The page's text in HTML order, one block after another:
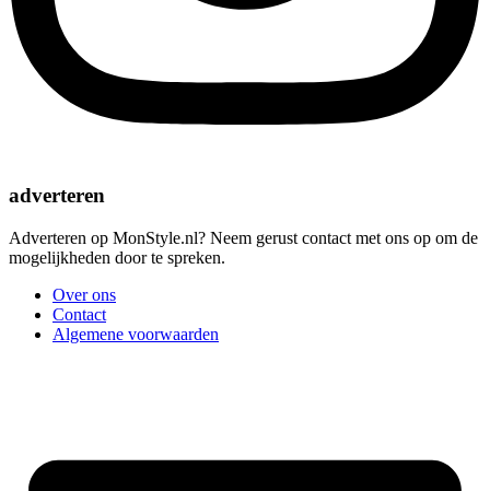
adverteren
Adverteren op MonStyle.nl? Neem gerust contact met ons op om de
mogelijkheden door te spreken.
Over ons
Contact
Algemene voorwaarden